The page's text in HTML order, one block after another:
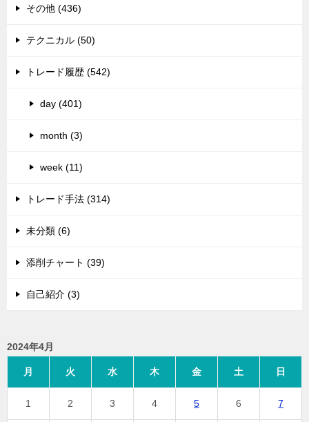
その他 (436)
テクニカル (50)
トレード履歴 (542)
day (401)
month (3)
week (11)
トレード手法 (314)
未分類 (6)
添削チャート (39)
自己紹介 (3)
2024年4月
月 火 水 木 金 土 日
1 2 3 4 5 6 7